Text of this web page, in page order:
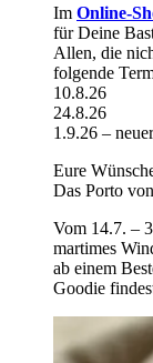
Im Online-
für Deine
Allen, die
folgende
10.8.26
24.8.26
1.9.26 –
Eure
Das Porto
Vom 14.7. –
martimes
ab einem
Goodie